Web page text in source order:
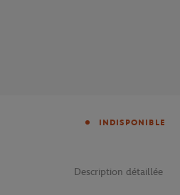
INDISPONIBLE
Description détaillée